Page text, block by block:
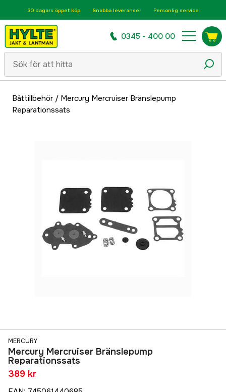
30 dagars öppet köp Snabba leveranser Personlig service
0345 - 400 00
Båttillbehör/ Mercury Mercruiser Bränslepump
Reparationssats
MERCURY
Mercury Mercruiser Bränslepump
Reparationssats
389 kr